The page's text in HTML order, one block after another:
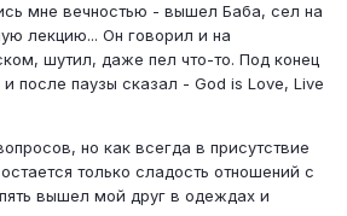
мне вечностью - вышел Баба, сел на
лекцию... Он говорил и на
шутил, даже пел что-то. Под конец
после паузы сказал - God is Love, Live
но как всегда в присутствие
только сладость отношений с
вышел мой друг в одеждах и